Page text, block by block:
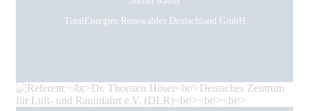
TotalEnergies Renewables Deutschland GmbH